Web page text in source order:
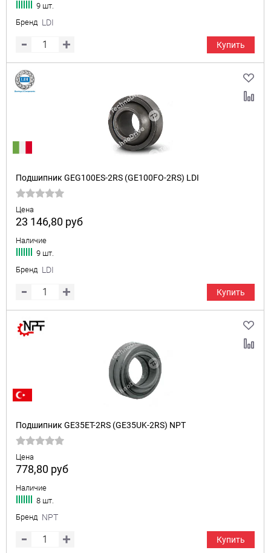
9 шт.
Бренд LDI
Купить
Подшипник GEG100ES-2RS (GE100FO-2RS) LDI
Цена
23 146,80 руб
Наличие
9 шт.
Бренд LDI
Купить
Подшипник GE35ET-2RS (GE35UK-2RS) NPT
Цена
778,80 руб
Наличие
8 шт.
Бренд NPT
Купить